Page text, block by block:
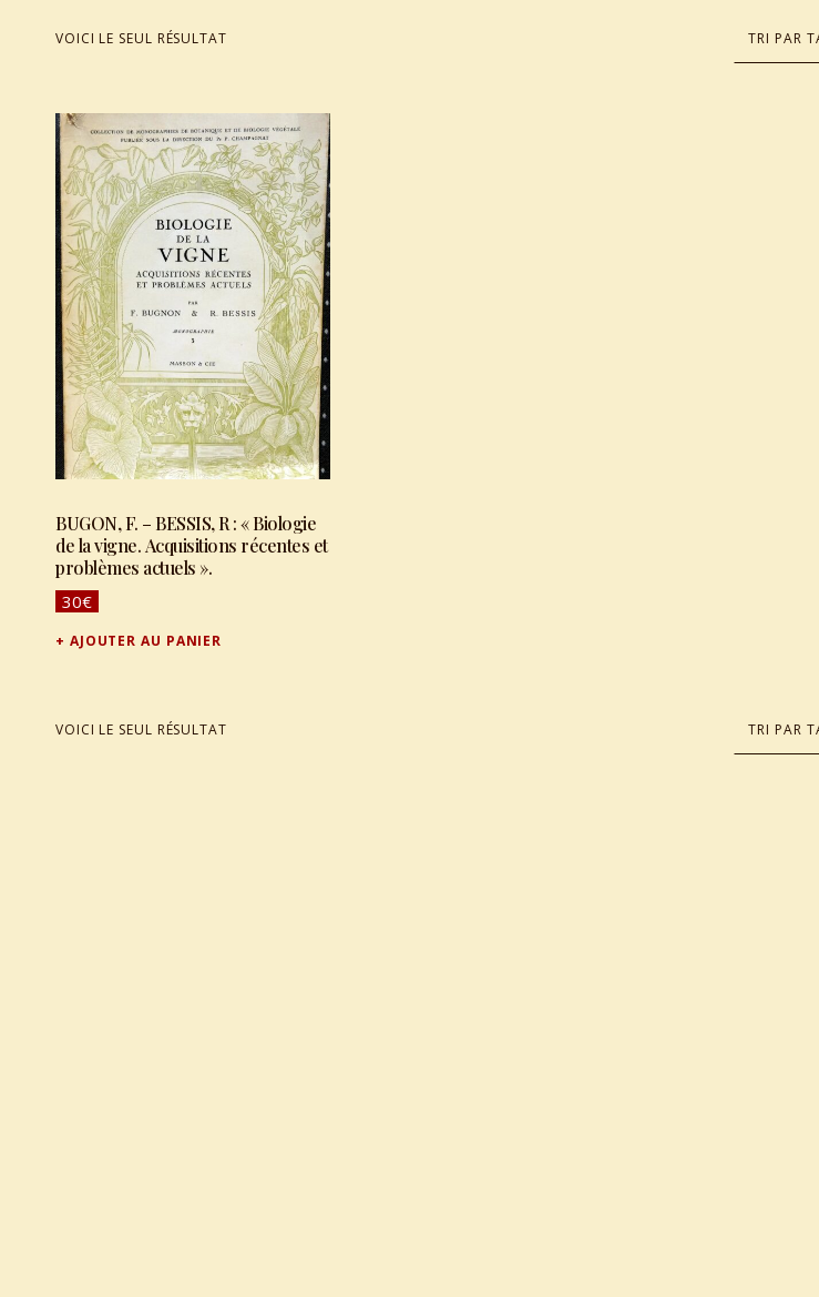
VOICI LE SEUL RÉSULTAT
List of products
BUGON, F. – BESSIS, R : « Biologie
de la vigne. Acquisitions récentes et
problèmes actuels ».
30€
AJOUTER AU PANIER
VOICI LE SEUL RÉSULTAT